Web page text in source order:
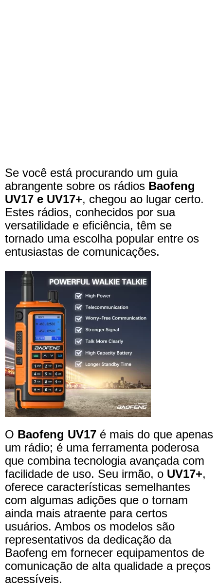
Se você está procurando um guia
abrangente sobre os rádios Baofeng
UV17 e UV17+, chegou ao lugar certo.
Estes rádios, conhecidos por sua
versatilidade e eficiência, têm se
tornado uma escolha popular entre os
entusiastas de comunicações.
O Baofeng UV17 é mais do que apenas
um rádio; é uma ferramenta poderosa
que combina tecnologia avançada com
facilidade de uso. Seu irmão, o UV17+,
oferece características semelhantes
com algumas adições que o tornam
ainda mais atraente para certos
usuários. Ambos os modelos são
representativos da dedicação da
Baofeng em fornecer equipamentos de
comunicação de alta qualidade a preços
acessíveis.